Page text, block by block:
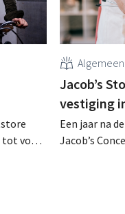
tot voor
Algemeen
Jacob’s
vestiging
Een jaar na
Jacob’s
Van